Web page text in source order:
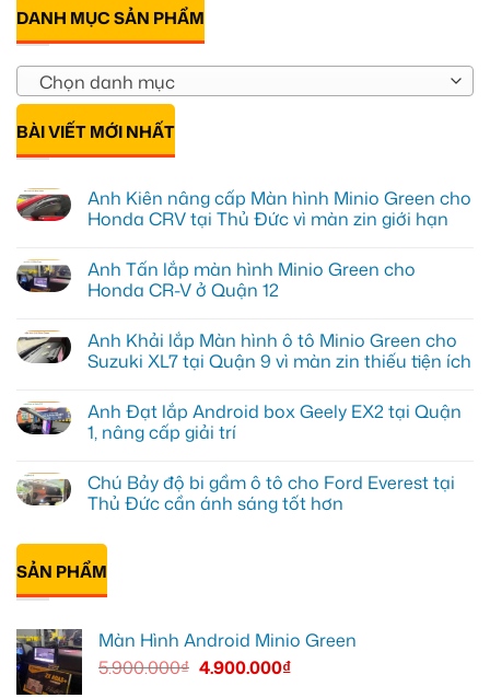
DANH MỤC SẢN PHẨM
Chọn danh mục
BÀI VIẾT MỚI NHẤT
Anh Kiên nâng cấp Màn hình Minio Green cho
Honda CRV tại Thủ Đức vì màn zin giới hạn
bình
luận
ở
nâng
cấp
Màn
Green
cho
Honda
Thủ
Đức
vì
zin
giới
hạn
Anh Tấn lắp màn hình Minio Green cho
Honda CR-V ở Quận 12
bình
luận
ở
lắp
màn
hình
cho
Honda
CR-
ở
Quận
12
Anh Khải lắp Màn hình ô tô Minio Green cho
Suzuki XL7 tại Quận 9 vì màn zin thiếu tiện ích
bình
luận
ở
lắp
Màn
hình
tô
Minio
Green
cho
Suzuki
Quận
Anh Đạt lắp Android box Geely EX2 tại Quận
1, nâng cấp giải trí
bình
luận
ở
Đạt
Android
box
Geely
Quận
nâng
Chú Bảy độ bi gầm ô tô cho Ford Everest tại
Thủ Đức cần ánh sáng tốt hơn
có
luận
ở
Chú
SẢN PHẨM
Màn Hình Android Minio Green
5.900.000₫ 4.900.000₫